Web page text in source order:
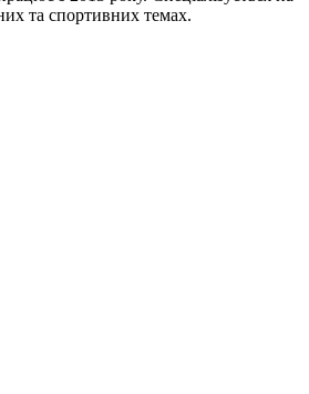
та спортивних темах.